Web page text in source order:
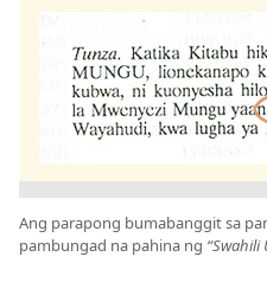
Ang parapong bumabanggit sa
pambungad na pahina ng “Swahili